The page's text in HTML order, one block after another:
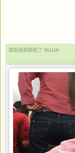
開始裝飾餅乾了 951110